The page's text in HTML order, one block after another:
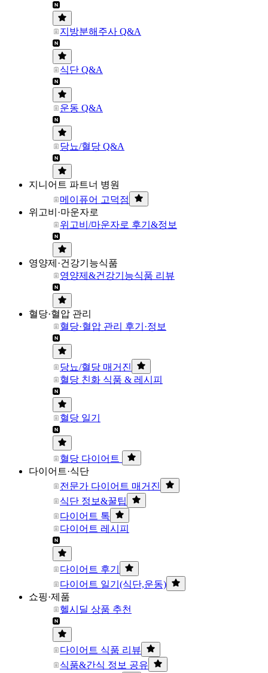
지방분해주사 Q&A
식단 Q&A
운동 Q&A
당뇨/혈당 Q&A
지니어트 파트너 병원
메이퓨어 고덕점
위고비·마운자로
위고비/마운자로 후기&정보
영양제·건강기능식품
영양제&건강기능식품 리뷰
혈당·혈압 관리
혈당·혈압 관리 후기·정보
당뇨/혈당 매거진
혈당 친화 식품 & 레시피
혈당 일기
혈당 다이어트
다이어트·식단
전문가 다이어트 매거진
식단 정보&꿀팁
다이어트 톡
다이어트 레시피
다이어트 후기
다이어트 일기(식단,운동)
쇼핑·제품
헬시딜 상품 추천
다이어트 식품 리뷰
식품&간식 정보 공유